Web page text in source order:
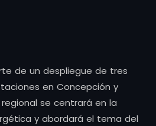
de un despliegue de tres
en Concepción y
se centrará en la
y abordará el tema del